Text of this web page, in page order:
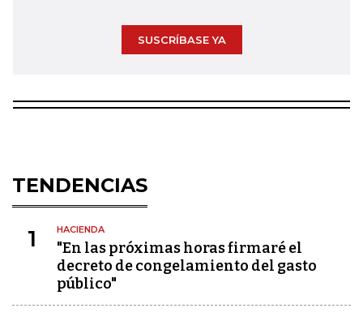
SUSCRÍBASE YA
TENDENCIAS
1 HACIENDA
"En las próximas horas firmaré el
decreto de congelamiento del gasto
público"